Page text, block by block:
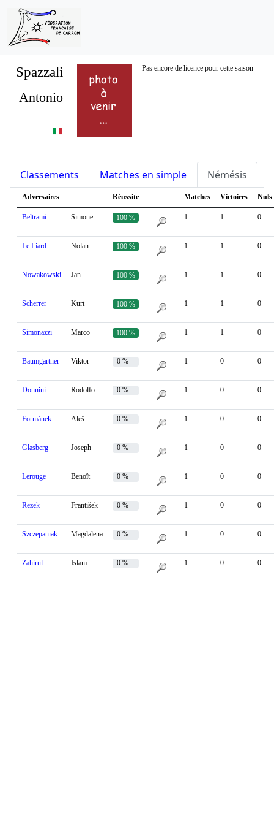
Spazzali Pas encore de licence pour cette saison
Antonio
Classements Matches en simple Némésis
Adversaires Réussite Matches Victoires Nuls
Beltrami Simone 100 % 1 1 0
Le Liard Nolan 100 % 1 1 0
Nowakowski Jan 100 % 1 1 0
Scherrer Kurt 100 % 1 1 0
Simonazzi Marco 100 % 1 1 0
Baumgartner Viktor 0 % 1 0 0
Donnini Rodolfo 0 % 1 0 0
Formánek Aleš 0 % 1 0 0
Glasberg Joseph 0 % 1 0 0
Lerouge Benoît 0 % 1 0 0
Rezek František 0 % 1 0 0
Szczepaniak Magdalena 0 % 1 0 0
Zahirul Islam 0 % 1 0 0